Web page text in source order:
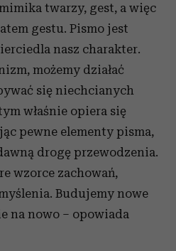
twarzy, gest, a więc
gestu. Pismo jest
nasz charakter.
możemy działać
się niechcianych
właśnie opiera się
pewne elementy pisma,
drogę przewodzenia.
wzorce zachowań,
Budujemy nowe
na nowo – opowiada